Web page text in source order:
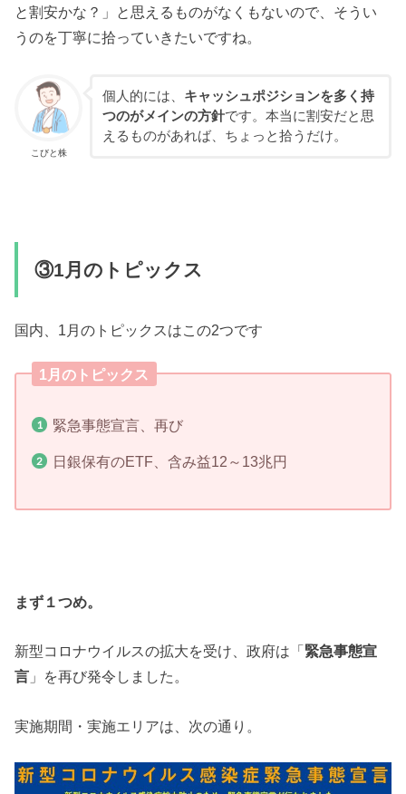
と割安かな？」と思えるものがなくもないので、そうい
うのを丁寧に拾っていきたいですね。
こびと株
個人的には、 キャッシュポジションを多く持
つのがメインの方針です。本当に割安だと思
えるものがあれば、ちょっと拾うだけ。
③1月のトピックス
国内、1月のトピックスはこの2つです
1月のトピックス
緊急事態宣言、再び
日銀保有のETF、含み益12～13兆円
まず１つめ。
新型コロナウイルスの拡大を受け、政府は「緊急事態宣
言 」を再び発令しました。
実施期間・実施エリアは、次の通り。